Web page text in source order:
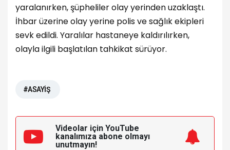
yaralanırken, şüpheliler olay yerinden uzaklaştı.
İhbar üzerine olay yerine polis ve sağlık ekipleri
sevk edildi. Yaralılar hastaneye kaldırılırken,
olayla ilgili başlatılan tahkikat sürüyor.
#ASAYİŞ
Videolar için YouTube
kanalımıza abone olmayı
unutmayın!